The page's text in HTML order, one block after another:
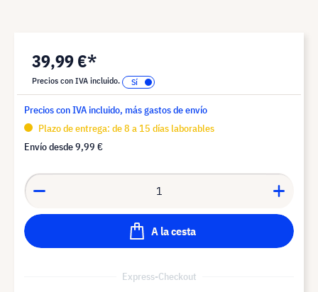
39,99 €*
Precios con IVA incluido.
Precios con IVA incluido, más gastos de envío
Plazo de entrega: de 8 a 15 días laborables
Envío desde9,99 €
A la cesta
Express-Checkout